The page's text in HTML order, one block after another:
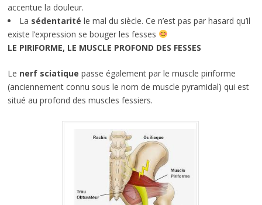
accentue la douleur.
La sédentarité le mal du siècle. Ce n’est pas par hasard qu’il
existe l’expression se bouger les fesses
LE PIRIFORME, LE MUSCLE PROFOND DES FESSES
Le nerf sciatique passe également par le muscle piriforme
(anciennement connu sous le nom de muscle pyramidal) qui est
situé au profond des muscles fessiers.